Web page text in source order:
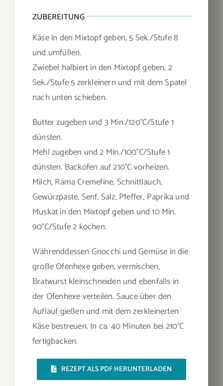
ZUBEREITUNG
Käse in den Mixtopf geben, 5 Sek./Stufe 8
und umfüllen.
Zwiebel halbiert in den Mixtopf geben, 2
Sek./Stufe 5 zerkleinern und mit dem Spatel
nach unten schieben.
Butter zugeben und 3 Min./120°C/Stufe 1
dünsten.
Mehl zugeben und 2 Min./100°C/Stufe 1
dünsten. Backofen auf 210°C vorheizen.
Milch, Rama Cremefine, Schnittlauch,
Gewürzpaste, Senf, Salz, Pfeffer, Paprika und
Muskat in den Mixtopf geben und 10 Min.
90°C/Stufe 2 kochen.
Währenddessen Gnocchi und Gemüse in die
große Ofenhexe geben, vermischen,
Bratwurst kleinschneiden und ebenfalls in
der Ofenhexe verteilen. Sauce über den
Auflauf gießen und mit dem zerkleinerten
Käse bestreuen. In ca. 40 Minuten bei 210°C
fertigbacken.
REZEPT ALS PDF HERUNTERLADEN